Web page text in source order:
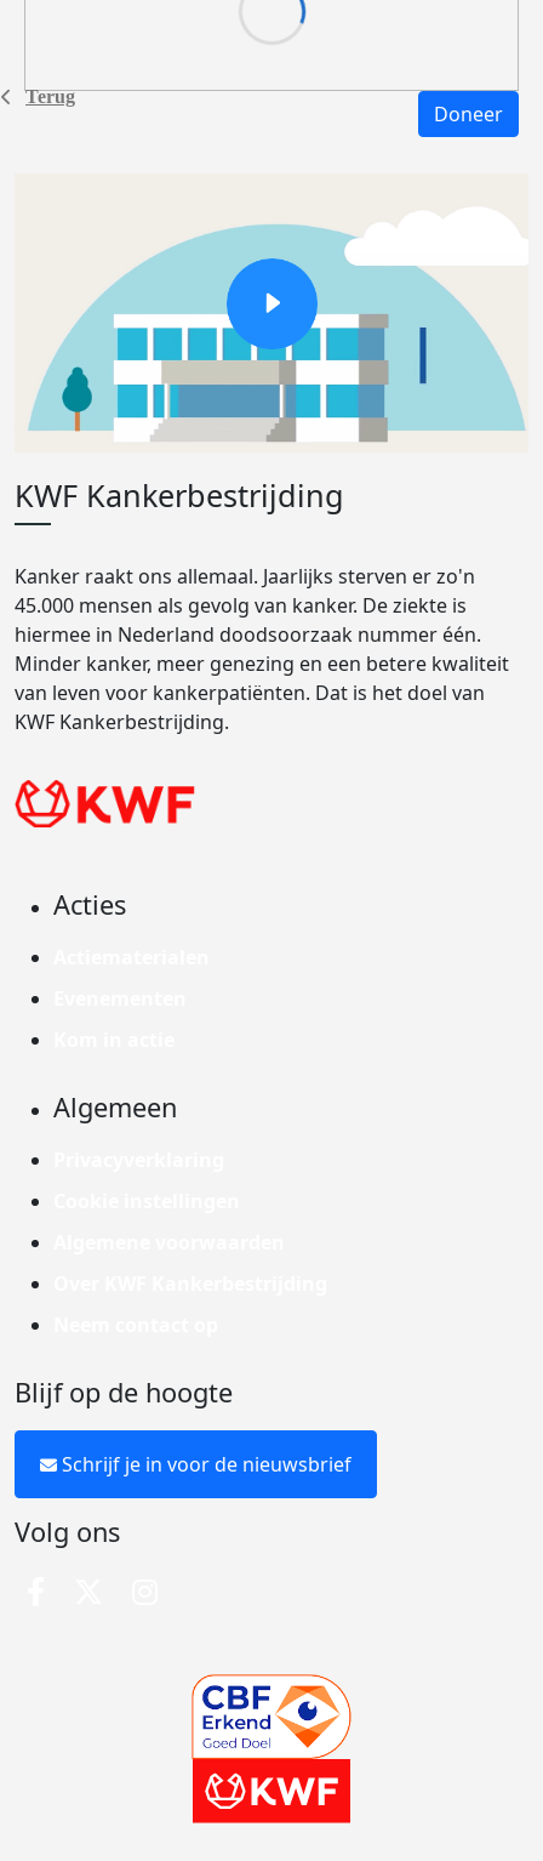
Terug
Doneer
KWF Kankerbestrijding
Kanker raakt ons allemaal. Jaarlijks sterven er zo'n
45.000 mensen als gevolg van kanker. De ziekte is
hiermee in Nederland doodsoorzaak nummer één.
Minder kanker, meer genezing en een betere kwaliteit
van leven voor kankerpatiënten. Dat is het doel van
KWF Kankerbestrijding.
Acties
Algemeen
Blijf op de hoogte
Schrijf je in voor de nieuwsbrief
Volg ons